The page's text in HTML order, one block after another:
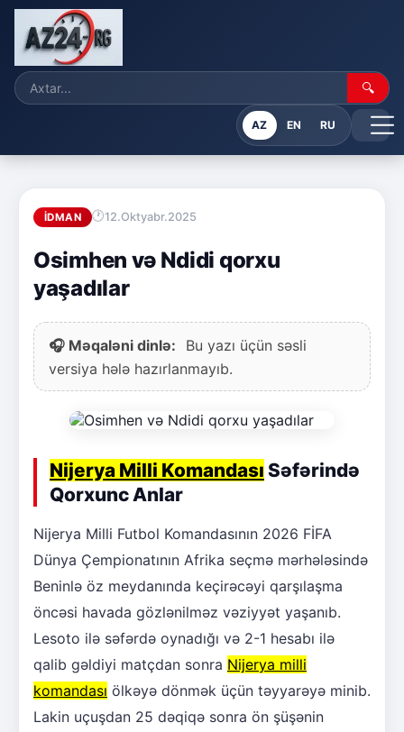
🔍
AZ EN RU
İDMAN 12.Oktyabr.2025
Osimhen və Ndidi qorxu
yaşadılar
🎧 Məqaləni dinlə:
Bu yazı üçün səsli
versiya hələ hazırlanmayıb.
Nijerya Milli Komandası Səfərində
Qorxunc Anlar
Nijerya Milli Futbol Komandasının 2026 FİFA
Dünya Çempionatının Afrika seçmə mərhələsində
Beninlə öz meydanında keçirəcəyi qarşılaşma
öncəsi havada gözlənilməz vəziyyət yaşanıb.
Lesoto ilə səfərdə oynadığı və 2-1 hesabı ilə
qalib gəldiyi matçdan sonra Nijerya milli
komandası ölkəyə dönmək üçün təyyarəyə minib.
Lakin uçuşdan 25 dəqiqə sonra ön şüşənin